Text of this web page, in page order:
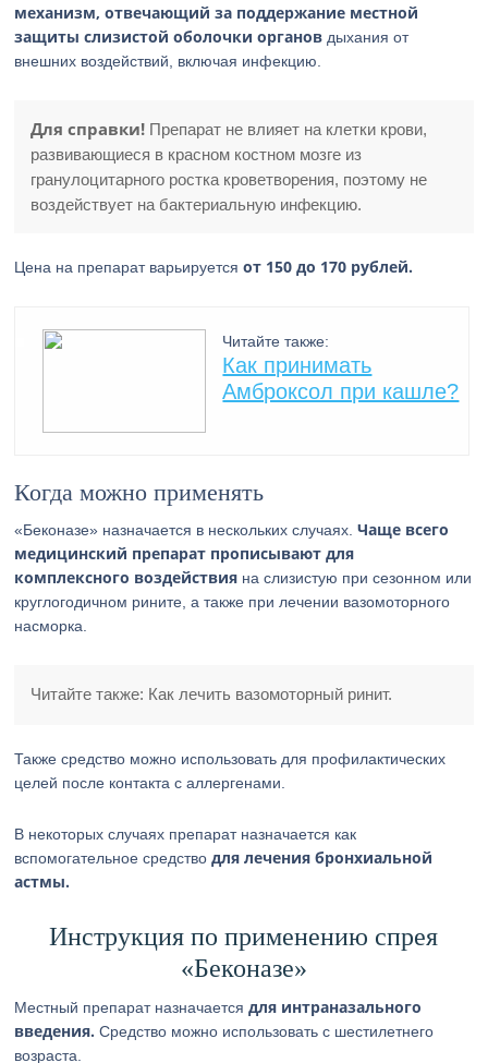
механизм, отвечающий за поддержание местной
защиты слизистой оболочки органов дыхания от
внешних воздействий, включая инфекцию.
Для справки! Препарат не влияет на клетки крови,
развивающиеся в красном костном мозге из
гранулоцитарного ростка кроветворения, поэтому не
воздействует на бактериальную инфекцию.
Цена на препарат варьируетсяот 150 до 170 рублей.
Читайте также:
Как принимать
Амброксол при кашле?
Когда можно применять
«Беконазе» назначается в нескольких случаях.Чаще всего
медицинский препарат прописывают для
комплексного воздействия на слизистую при сезонном или
круглогодичном рините, а также при лечении вазомоторного
насморка.
Читайте также: Как лечить вазомоторный ринит.
Также средство можно использовать для профилактических
целей после контакта с аллергенами.
В некоторых случаях препарат назначается как
вспомогательное средстводля лечения бронхиальной
астмы.
Инструкция по применению спрея
«Беконазе»
Местный препарат назначаетсядля интраназального
введения. Средство можно использовать с шестилетнего
возраста.